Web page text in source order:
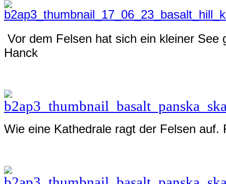
Vor dem Felsen hat sich ein kleiner See
Hanck
Wie eine Kathedrale ragt der Felsen auf.